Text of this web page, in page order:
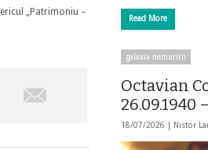
„Patrimoniu –
Read More
galaxia nemuririi
Octavian
26.09.1940
18/07/2026 | Nistor